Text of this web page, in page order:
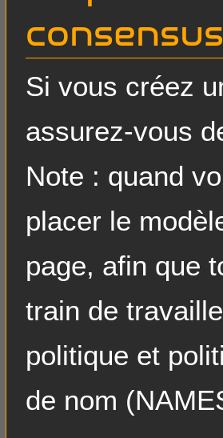
Si vous créez
assurez-vous
Note : quand
placer le
page, afin que
train de
politique et
de nom